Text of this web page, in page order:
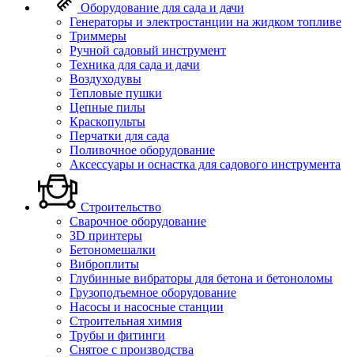
Оборудование для сада и дачи
Генераторы и электростанции на жидком топливе
Триммеры
Ручной садовый инструмент
Техника для сада и дачи
Воздуходувы
Тепловые пушки
Цепные пилы
Краскопульты
Перчатки для сада
Поливочное оборудование
Аксессуары и оснастка для садового инструмента
Строительство
Сварочное оборудование
3D принтеры
Бетономешалки
Виброплиты
Глубинные вибраторы для бетона и бетоноломы
Грузоподъемное оборудование
Насосы и насосные станции
Строительная химия
Трубы и фитинги
Снятое с производства